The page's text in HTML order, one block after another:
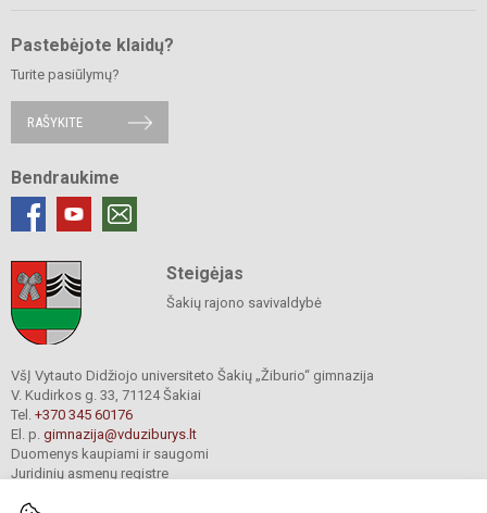
Pastebėjote klaidų?
Turite pasiūlymų?
RAŠYKITE
Bendraukime
Steigėjas
Šakių rajono savivaldybė
VšĮ Vytauto Didžiojo universiteto Šakių „Žiburio“ gimnazija
V. Kudirkos g. 33, 71124 Šakiai
Tel. +370 345 60176
El. p. gimnazija@vduziburys.lt
Duomenys kaupiami ir saugomi
Juridinių asmenų registre